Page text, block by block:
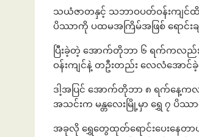
သယံဇာတနှင့် သဘာဝပတ်ဝန်းကျင်ထိန်
ပိဿာကို ‌ပထမအကြိမ်အဖြစ် ရောင်
ပြီးခဲ့တဲ့ အောက်တိုဘာ ၆ ရက်ကလည်း
ဝန်းကျင်နဲ့ တဦးတည်း လေလံအောင်
ဒါ့အပြင် အောက်တိုဘာ ၈ ရက်နေ့ကလည်
အသင်းက မန္တလေးမြို့မှာ ရွှေ ၇ ပိ
အခုလို ရွှေတွေ‌ထုတ်ရောင်းပေးနေတ